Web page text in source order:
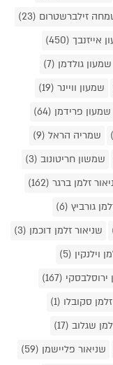
זילברשטרום (23)
אייזנבך (450)
שמעון גולדמן (7)
שמעון וויינר (19)
שמעון פרידמן (64)
שמריה הראל (9)
שמשון חריטונוב (3)
זלמן ברגר (162)
גורביץ (6)
שניאור זלמן דוכמן (3)
וילנקין (5)
(167)
סקובלו (1)
שגלוב (17)
שניאור פליישמן (59)